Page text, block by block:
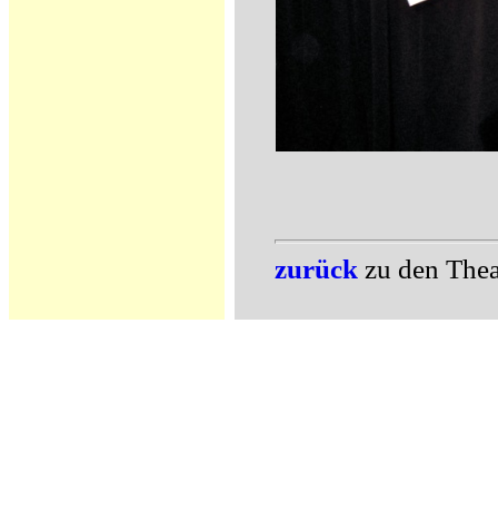
zurückzu den